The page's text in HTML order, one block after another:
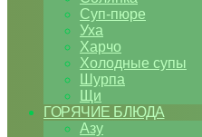
Суп-пюре
Уха
Харчо
Холодные супы
Шурпа
Щи
ГОРЯЧИЕ БЛЮДА
Азу